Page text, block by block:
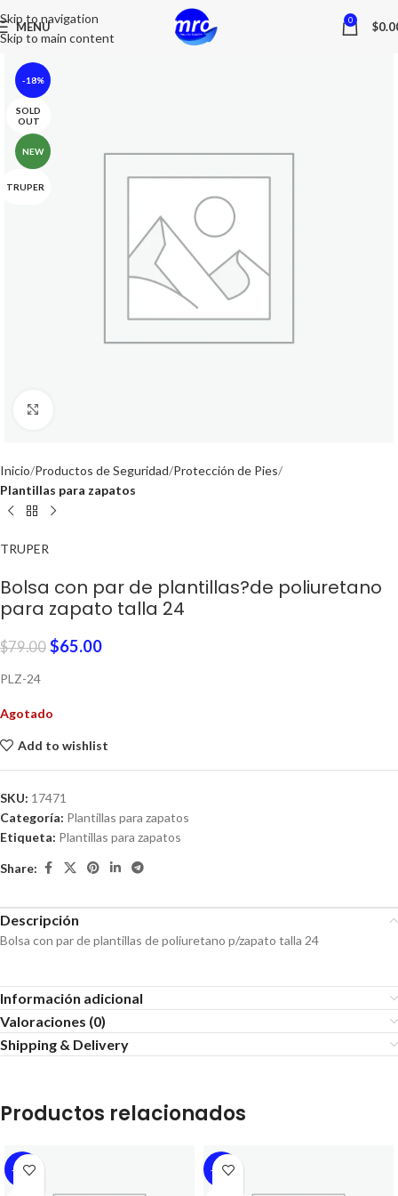
Skip to navigation
Skip to main content
MENU 0 $
-18%
SOLD
OUT
NEW
TRUPER
Inicio Productos de Seguridad Protección de Pies
Plantillas para zapatos
TRUPER
Bolsa con par de plantillas?de poliuretano
para zapato talla 24
$79.00 $65.00
PLZ-24
Agotado
Add to wishlist
SKU: 17471
Categoría: Plantillas para zapatos
Etiqueta: Plantillas para zapatos
Share:
Descripción
Bolsa con par de plantillas de poliuretano p/zapato talla 24
Información adicional
Valoraciones (0)
Shipping & Delivery
Productos relacionados
-18% -18%